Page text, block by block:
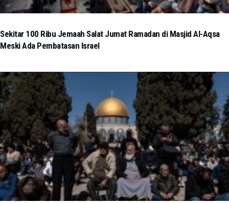
Sekitar 100 Ribu Jemaah Salat Jumat Ramadan di Masjid Al-Aqsa
Meski Ada Pembatasan Israel